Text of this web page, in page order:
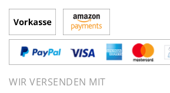
WIR VERSENDEN MIT